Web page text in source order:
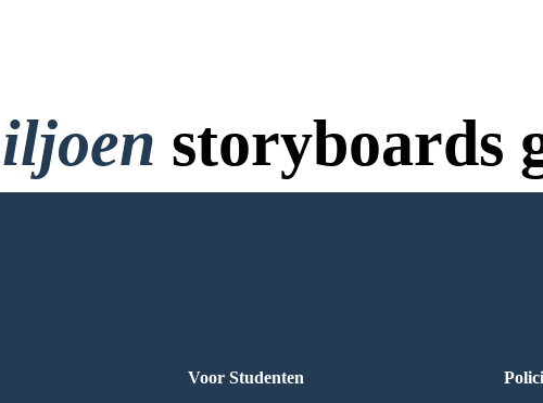
storyboards
en Geen Login Nodig
Voor Studenten